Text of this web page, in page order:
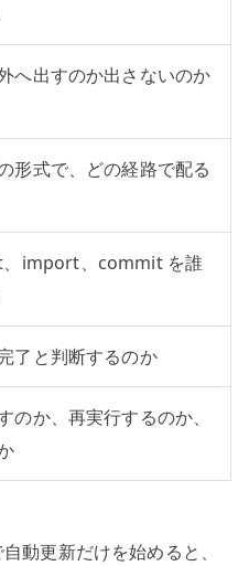
へ出すのか出さないのか
形式で、どの経路で配る
import、commit を誰
了と判断するのか
のか、再実行するのか、
動更新だけを始めると、